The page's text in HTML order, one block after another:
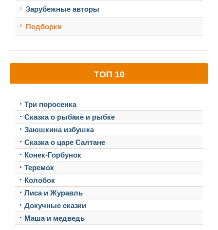
Зарубежные авторы
Подборки
ТОП 10
Три поросенка
Сказка о рыбаке и рыбке
Заюшкина избушка
Сказка о царе Салтане
Конек-Горбунок
Теремок
Колобок
Лиса и Журавль
Докучные сказки
Маша и медведь